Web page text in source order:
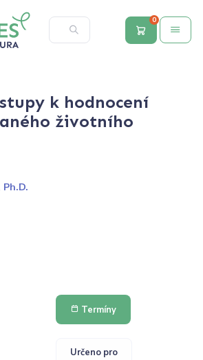
0
k hodnocení
životního
Termíny
Určeno pro